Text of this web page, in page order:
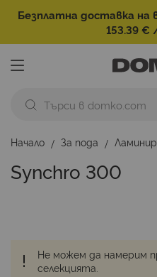
Безплатна доставка на
153.39 €
Начало За пода
Synchro 300
Не можем да намерим
селекцията.